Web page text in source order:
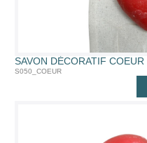
S050_COEUR